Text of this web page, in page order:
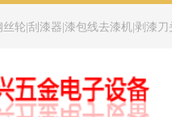
轮|刮漆器|漆包线去漆机|剥漆